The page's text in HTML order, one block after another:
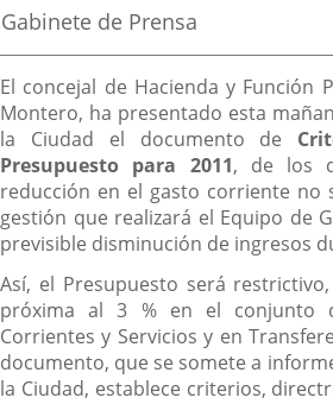
la
noticia
Fuente
la
noticia
Gabinete de Prensa
Descripción
El concejal de Hacienda y Función
Montero, ha presentado esta
la Ciudad el documento de
Presupuesto para 2011, de los
reducción en el gasto corriente no
gestión que realizará el Equipo de
previsible disminución de ingresos
Así, el Presupuesto será
próxima al 3 % en el conjunto
Corrientes y Servicios y en
documento, que se somete a
la Ciudad, establece criterios,